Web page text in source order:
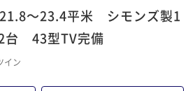
事前決済可
IN 13:00 - 29:00 OUT11:00
～23.4平米 シモンズ製1
43型TV完備
イン